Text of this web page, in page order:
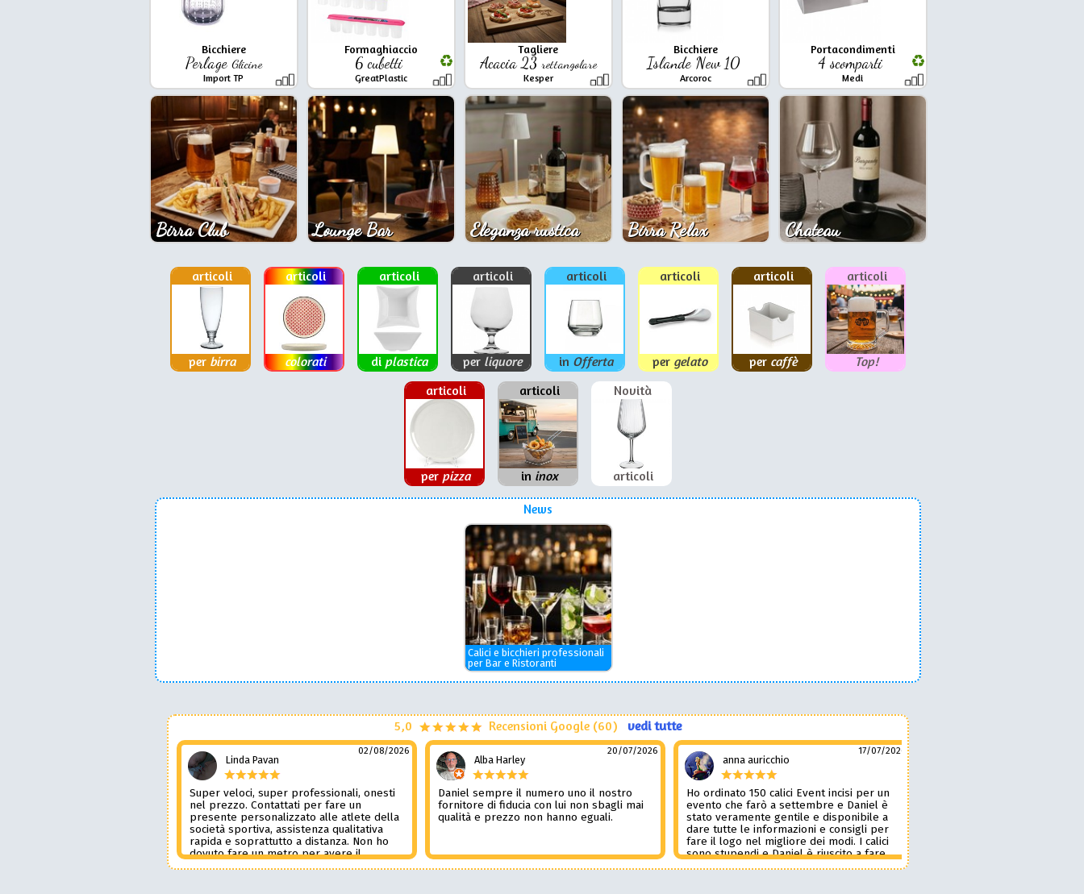
Bicchiere
Perlage Glicine
Import TP
Formaghiaccio
6 cubetti
GreatPlastic
Tagliere
Acacia 23 rettangolare
Kesper
Bicchiere
Islande New 10
Arcoroc
Portacondimenti
4 scomparti
Medi
Birra Club Lounge Bar Eleganza rustica Birra Relax Chateau
articoli
per birra
articoli
colorati
articoli
di plastica
articoli
per liquore
articoli
in Offerta
articoli
per gelato
articoli
per caffè
articoli
Top!
articoli
per pizza
articoli
in inox
Novità
articoli
News
Calici e bicchieri professionali
per Bar e Ristoranti
5,0 Recensioni Google (60) vedi tutte
Linda Pavan
02/08/2026
Super veloci, super professionali, onesti
nel prezzo. Contattati per fare un
presente personalizzato alle atlete della
società sportiva, assistenza qualitativa
rapida e soprattutto a distanza. Non ho
dovuto fare un metro per avere il
prodotto desiderato. Una assistenza del
Alba Harley
20/07/2026
Daniel sempre il numero uno il nostro
fornitore di fiducia con lui non sbagli mai
qualità e prezzo non hanno eguali.
anna auricchio
17/07/2026
Ho ordinato 150 calici Event incisi per un
evento che farò a settembre e Daniel è
stato veramente gentile e disponibile a
dare tutte le informazioni e consigli per
fare il logo nel migliore dei modi. I calici
sono stupendi e Daniel è riuscito a fare
tutto in pochissimi giorni accontentandomi.